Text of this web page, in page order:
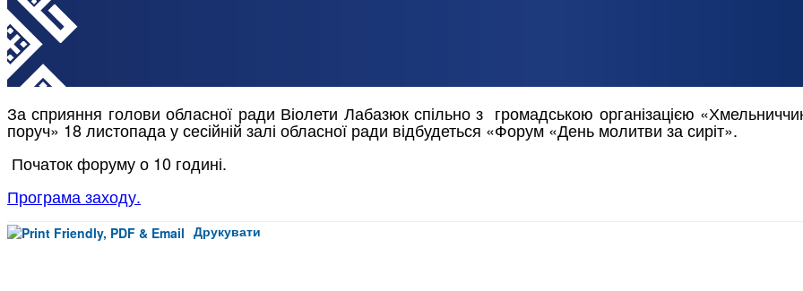
За сприяння голови обласної ради Віолети Лабазюк спільно з громадською організацією
поруч» 18 листопада у сесійній залі обласної ради відбудеться «Форум «День молитви за сиріт».
Початок форуму о 10 годині.
Програма заходу.
Друкувати